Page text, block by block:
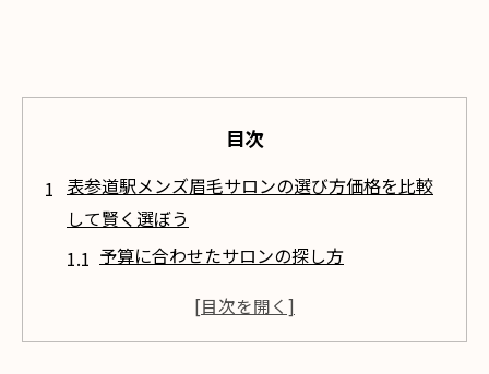
目次
表参道駅メンズ眉毛サロンの選び方価格を比較
して賢く選ぼう
予算に合わせたサロンの探し方
価格だけでなくサービス内容も重視